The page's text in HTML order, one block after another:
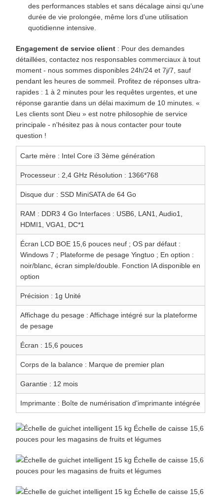
des performances stables et sans décalage ainsi qu'une
durée de vie prolongée, même lors d'une utilisation
quotidienne intensive.
Engagement de service client : Pour des demandes
détaillées, contactez nos responsables commerciaux à tout
moment - nous sommes disponibles 24h/24 et 7j/7, sauf
pendant les heures de sommeil. Profitez de réponses ultra-
rapides : 1 à 2 minutes pour les requêtes urgentes, et une
réponse garantie dans un délai maximum de 10 minutes. «
Les clients sont Dieu » est notre philosophie de service
principale - n'hésitez pas à nous contacter pour toute
question !
Carte mère : Intel Core i3 3ème génération
Processeur : 2,4 GHz Résolution : 1366*768
Disque dur : SSD MiniSATA de 64 Go
RAM : DDR3 4 Go Interfaces : USB6, LAN1, Audio1,
HDMI1, VGA1, DC*1
Écran LCD BOE 15,6 pouces neuf ; OS par défaut :
Windows 7 ; Plateforme de pesage Yingtuo ; En option :
noir/blanc, écran simple/double. Fonction IA disponible en
option
Précision : 1g Unité
Affichage du pesage : Affichage intégré sur la plateforme
de pesage
Écran : 15,6 pouces
Corps de la balance : Marque de premier plan
Garantie : 12 mois
Imprimante : Boîte de numérisation d'imprimante intégrée